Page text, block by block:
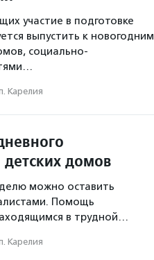
участие в подготовке
выпустить к новогодним
социально-
Карелия
домов
можно оставить
Помощь
в трудной…
Карелия